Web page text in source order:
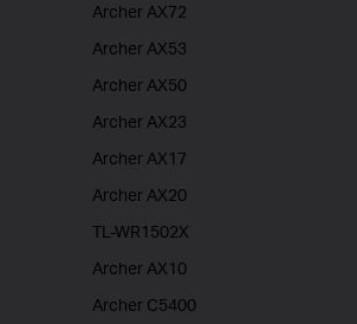
Archer AX72
Archer AX53
Archer AX50
Archer AX23
Archer AX17
Archer AX20
TL-WR1502X
Archer AX10
Archer C5400